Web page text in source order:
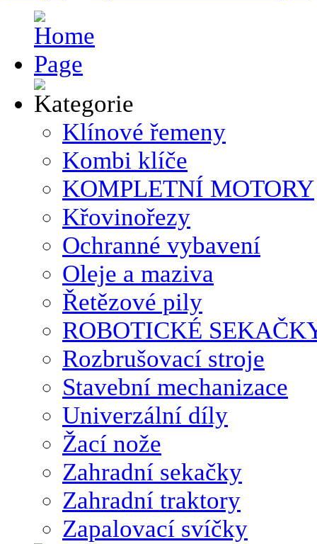
Klínové řemeny
Kombi klíče
KOMPLETNÍ MOTORY
Křovinořezy
Ochranné vybavení
Oleje a maziva
Řetězové pily
ROBOTICKÉ
Rozbrušovací stroje
Stavební mechanizace
Univerzální díly
Žací nože
Zahradní sekačky
Zahradní traktory
Zapalovací svíčky